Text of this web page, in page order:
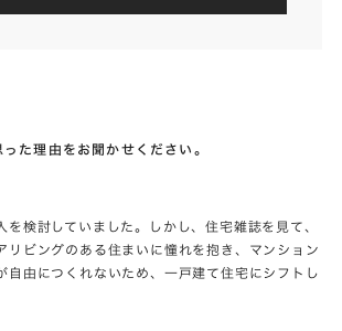
た理由をお聞かせください。
を検討していました。しかし、住宅雑誌を見て、
リビングのある住まいに憧れを抱き、マンション
自由につくれないため、一戸建て住宅にシフトし